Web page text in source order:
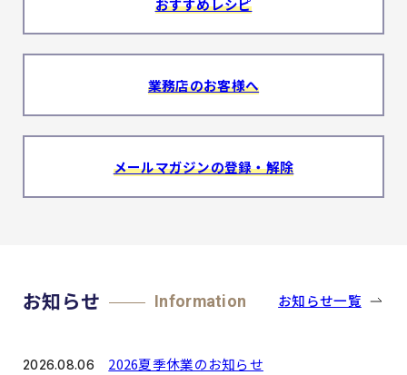
業務店のお客様へ
メールマガジンの登録・解除
お知らせ Information お知らせ一覧
2026.08.06 2026夏季休業のお知らせ